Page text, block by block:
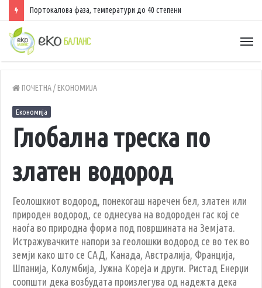
Портокалова фаза, температури до 40 степени
ПОЧЕТНА/ ЕКОНОМИЈА
Економија
Глобална треска по
златен водород
Геолошкиот водород, понекогаш наречен бел, златен или
природен водород, се однесува на водороден гас кој се
наоѓа во природна форма под површината на Земјата.
Истражувачките напори за геолошки водород се во тек во
земји како што се САД, Канада, Австралија, Франција,
Шпанија, Колумбија, Јужна Кореја и други. Ристад Енерџи
соопшти дека возбудата произлегува од надежта дека